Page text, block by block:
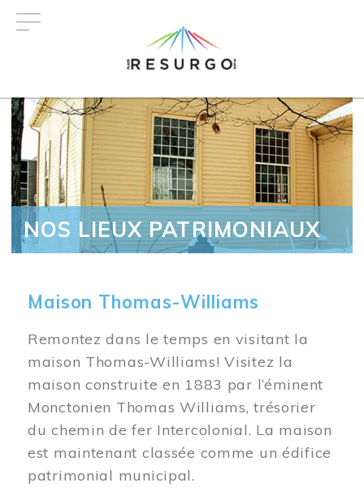
NOS LIEUX PATRIMONIAUX
Maison Thomas-Williams
Remontez dans le temps en visitant la
maison Thomas-Williams! Visitez la
maison construite en 1883 par l’éminent
Monctonien Thomas Williams, trésorier
du chemin de fer Intercolonial. La maison
est maintenant classée comme un édifice
patrimonial municipal.